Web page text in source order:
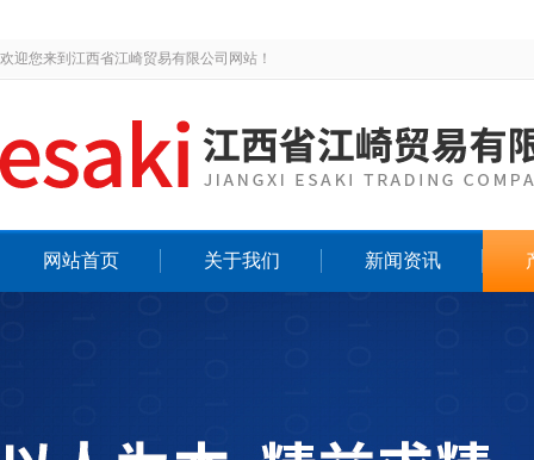
欢迎您来到江西省江崎贸易有限公司网站！
网站首页 关于我们 新闻资讯